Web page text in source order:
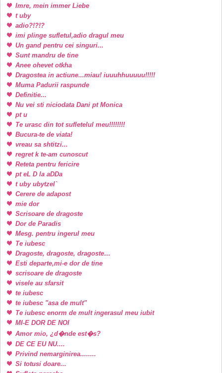
Imre, mein immer Liebe
t uby
adio?!?!?
imi plinge sufletul,adio dragul meu
Un gand pentru cei singuri...
Sunt mandru de tine
Anee ohevet otkha
Dragostea in actiune...miau! iuuuhhuuuuu!!!!!
Muma Padurii raspunde
Definitie...
Nu vei sti niciodata Dani pt Monica
pt u
Te urasc din tot sufletelul meu!!!!!!!!
Bucura-te de viata!
vreau sa shtitzi...
regret k te-am cunoscut
Reteta pentru fericire
pt eL D la aDDa
t uby ubytzel`
Cerere de adapost
mie dor
Scrisoare de dragoste
Dor de Paradis
Mesg. pentru ingerul meu
Te iubesc
Dragoste, dragoste, dragoste…
Esti departe,mi-e dor de tine
scrisoare de dragoste
visele au sfarsit
te iubesc
te iubesc "asa de mult"
Te iubesc enorm de mult ingerasul meu iubit
MI-E DOR DE NOI
Amor mio, ¿d�nde est�s?
DE CE EU NU....
Privind nemarginirea........
Si totusi doare...